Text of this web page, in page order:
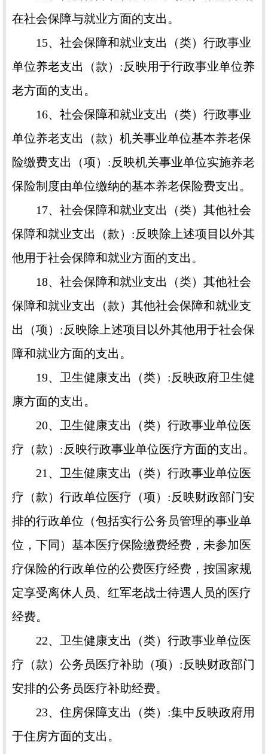
在社会保障与就业方面的支出。
15、社会保障和就业支出（类）行政事业
单位养老支出（款）:反映用于行政事业单位养
老方面的支出。
16、社会保障和就业支出（类）行政事业
单位养老支出（款）机关事业单位基本养老保
险缴费支出（项）:反映机关事业单位实施养老
保险制度由单位缴纳的基本养老保险费支出。
17、社会保障和就业支出（类）其他社会
保障和就业支出（款）:反映除上述项目以外其
他用于社会保障和就业方面的支出。
18、社会保障和就业支出（类）其他社会
保障和就业支出（款）其他社会保障和就业支
出（项）:反映除上述项目以外其他用于社会保
障和就业方面的支出。
19、卫生健康支出（类）:反映政府卫生健
康方面的支出。
20、卫生健康支出（类）行政事业单位医
疗（款）:反映行政事业单位医疗方面的支出。
21、卫生健康支出（类）行政事业单位医
疗（款）行政单位医疗（项）:反映财政部门安
排的行政单位（包括实行公务员管理的事业单
位，下同）基本医疗保险缴费经费，未参加医
疗保险的行政单位的公费医疗经费，按国家规
定享受离休人员、红军老战士待遇人员的医疗
经费。
22、卫生健康支出（类）行政事业单位医
疗（款）公务员医疗补助（项）:反映财政部门
安排的公务员医疗补助经费。
23、住房保障支出（类）:集中反映政府用
于住房方面的支出。